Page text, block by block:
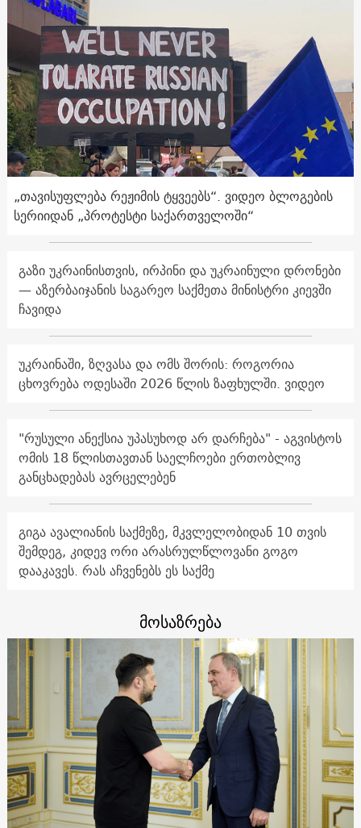
„თავისუფლება რეჟიმის ტყვეებს“. ვიდეო ბლოგების
სერიიდან „პროტესტი საქართველოში“
გაზი უკრაინისთვის, ირპინი და უკრაინული დრონები
— აზერბაიჯანის საგარეო საქმეთა მინისტრი კიევში
ჩავიდა
უკრაინაში, ზღვასა და ომს შორის: როგორია
ცხოვრება ოდესაში 2026 წლის ზაფხულში. ვიდეო
"რუსული ანექსია უპასუხოდ არ დარჩება" - აგვისტოს
ომის 18 წლისთავთან საელჩოები ერთობლივ
განცხადებას ავრცელებენ
გიგა ავალიანის საქმეზე, მკვლელობიდან 10 თვის
შემდეგ, კიდევ ორი არასრულწლოვანი გოგო
დააკავეს. რას აჩვენებს ეს საქმე
მოსაზრება